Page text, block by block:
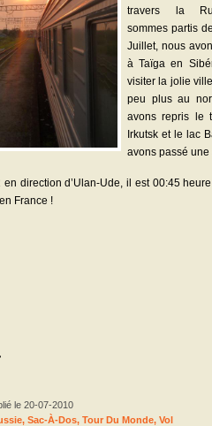
travers la
sommes partis
Juillet, nous
à Taïga en
visiter la jolie
peu plus au
avons repris le
Irkutsk et le lac
avons passé une
direction d’Ulan-Ude, il est 00:45
France !
le 20-07-2010
, Sac-À-Dos, Tour Du Monde, Vol